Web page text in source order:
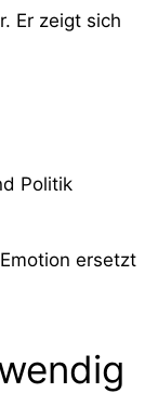
Er zeigt sich
Politik
ersetzt